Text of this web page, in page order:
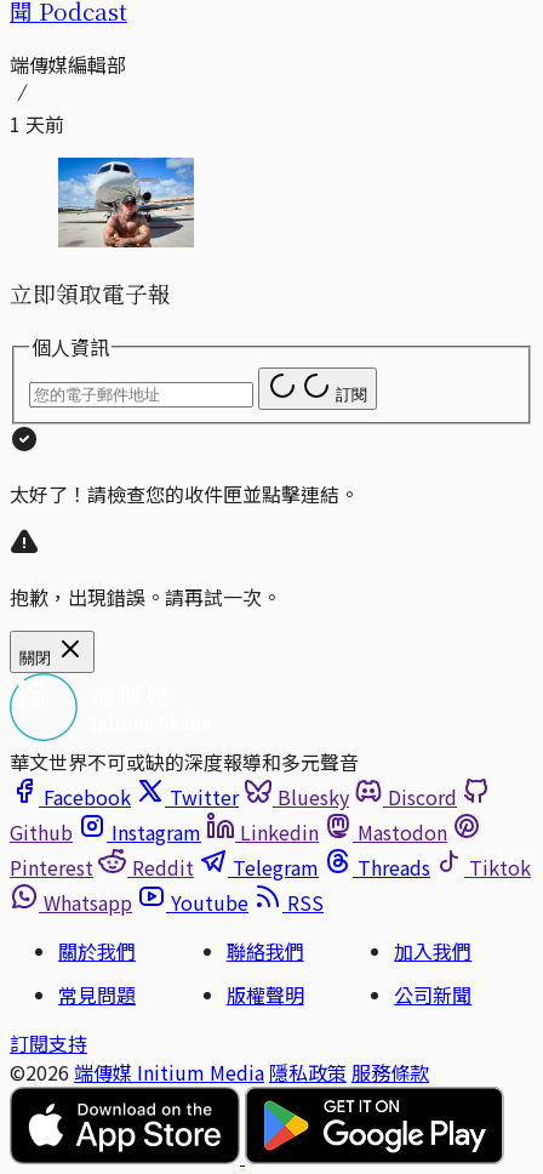
聞 Podcast
端傳媒編輯部
1 天前
立即領取電子報
個人資訊
訂閱
太好了！請檢查您的收件匣並點擊連結。
抱歉，出現錯誤。請再試一次。
關閉
華文世界不可或缺的深度報導和多元聲音
Facebook
Twitter Bluesky
Discord
Github
Instagram Linkedin
Mastodon
Pinterest
Reddit Telegram Threads
Tiktok
Whatsapp
Youtube
RSS
關於我們
聯絡我們
加入我們
常見問題
版權聲明
公司新聞
訂閱支持
©2026 端傳媒 Initium Media 隱私政策 服務條款